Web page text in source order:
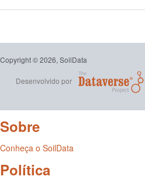
Copyright © 2026, SoilData
Desenvolvido por
Sobre
Conheça o SoilData
Política